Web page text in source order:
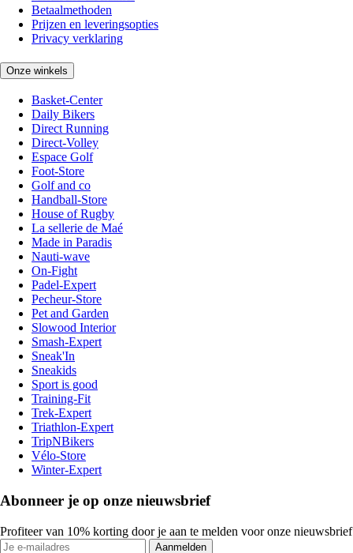
Betaalmethoden
Prijzen en leveringsopties
Privacy verklaring
Onze winkels
Basket-Center
Daily Bikers
Direct Running
Direct-Volley
Espace Golf
Foot-Store
Golf and co
Handball-Store
House of Rugby
La sellerie de Maé
Made in Paradis
Nauti-wave
On-Fight
Padel-Expert
Pecheur-Store
Pet and Garden
Slowood Interior
Smash-Expert
Sneak'In
Sneakids
Sport is good
Training-Fit
Trek-Expert
Triathlon-Expert
TripNBikers
Vélo-Store
Winter-Expert
Abonneer je op onze nieuwsbrief
Profiteer van 10% korting door je aan te melden voor onze nieuwsbrief
Aanmelden